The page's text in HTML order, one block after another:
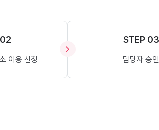
이용 신청
STEP 03
담당자 승인